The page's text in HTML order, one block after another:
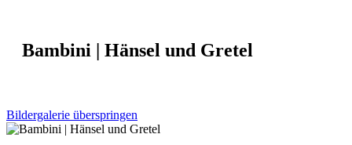
Bambini | Hänsel und Gretel
Bildergalerie überspringen